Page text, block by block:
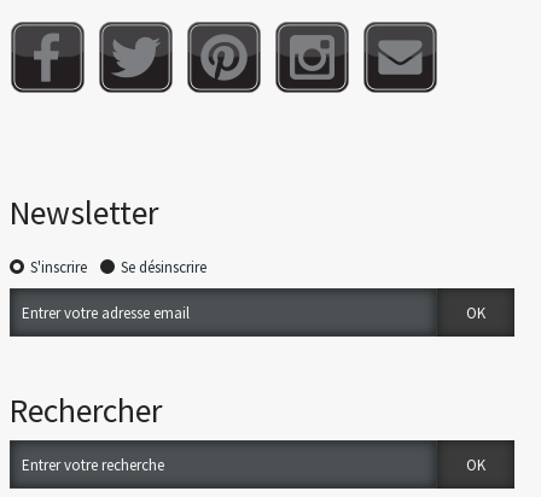
Newsletter
S'inscrire Se désinscrire
Rechercher